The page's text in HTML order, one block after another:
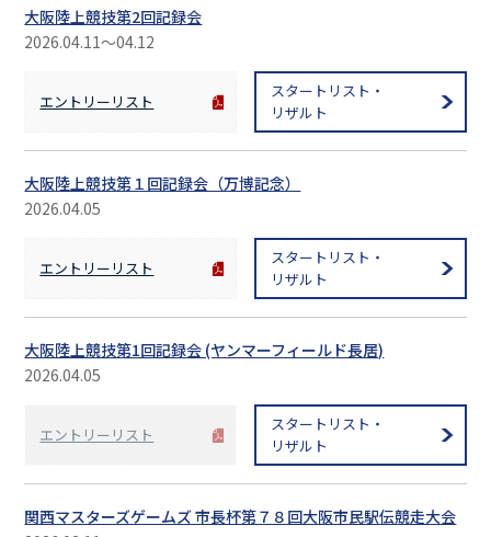
大阪陸上競技第2回記録会
2026.04.11〜04.12
エントリーリスト
スタートリスト・
リザルト
大阪陸上競技第１回記録会（万博記念）
2026.04.05
エントリーリスト
スタートリスト・
リザルト
大阪陸上競技第1回記録会 (ヤンマーフィールド長居)
2026.04.05
エントリーリスト
スタートリスト・
リザルト
関西マスターズゲームズ 市長杯第７８回大阪市民駅伝競走大会